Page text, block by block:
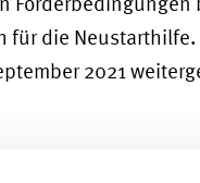
für die
2021